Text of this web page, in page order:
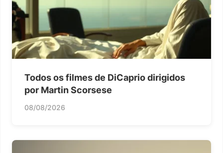
Todos os filmes de DiCaprio dirigidos
por Martin Scorsese
08/08/2026